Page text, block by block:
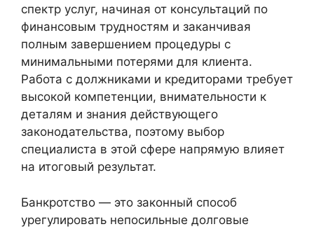
спектр услуг, начиная от консультаций по
финансовым трудностям и заканчивая
полным завершением процедуры с
минимальными потерями для клиента.
Работа с должниками и кредиторами требует
высокой компетенции, внимательности к
деталям и знания действующего
законодательства, поэтому выбор
специалиста в этой сфере напрямую влияет
на итоговый результат.
Банкротство — это законный способ
урегулировать непосильные долговые